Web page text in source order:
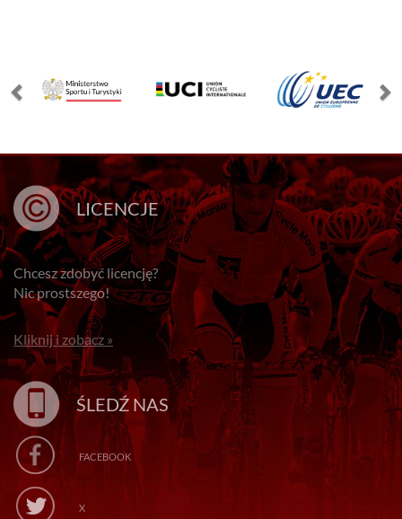
LICENCJE
Chcesz zdobyć licencję?
Nic prostszego!
Kliknij i zobacz »
ŚLEDŹ NAS
FACEBOOK
X